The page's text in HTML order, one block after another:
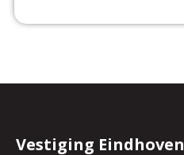
Vestiging Eindhoven